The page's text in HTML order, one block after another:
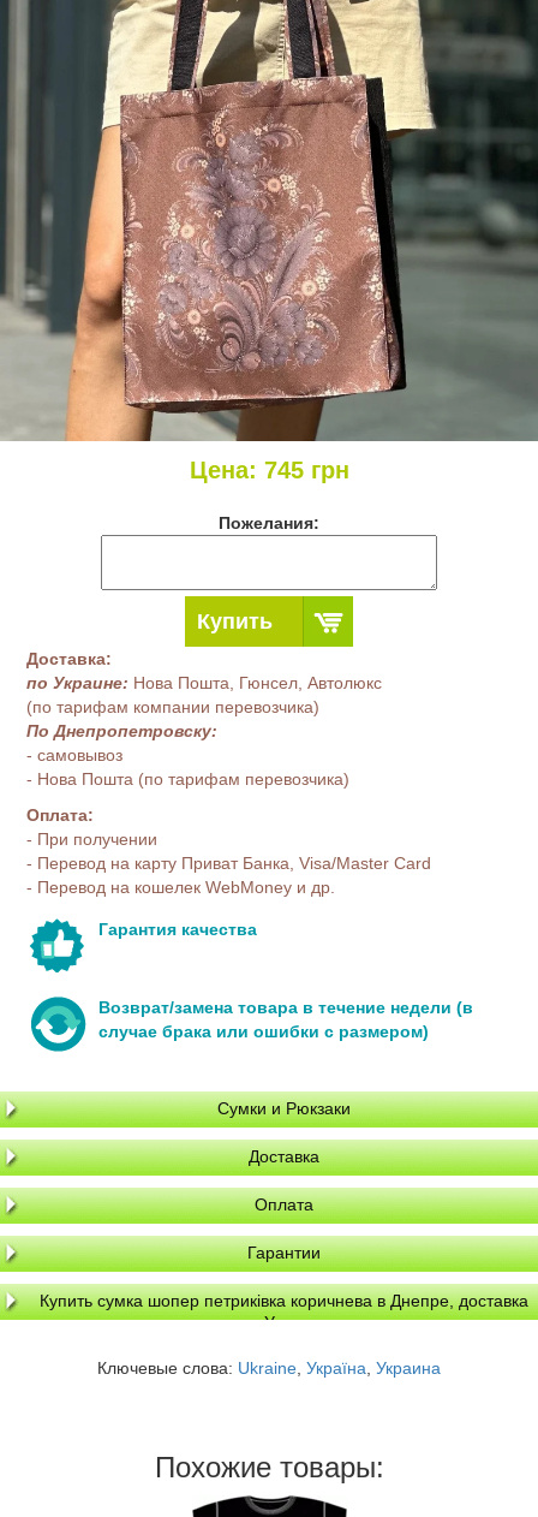
Цена: 745грн
Пожелания:
Купить
Доставка:
по Украине: Нова Пошта, Гюнсел, Автолюкс
(по тарифам компании перевозчика)
По Днепропетровску:
- самовывоз
- Нова Пошта (по тарифам перевозчика)
Оплата:
- При получении
- Перевод на карту Приват Банка, Visa/Master Card
- Перевод на кошелек WebMoney и др.
Гарантия качества
Возврат/замена товара в течение недели (в
случае брака или ошибки с размером)
Сумки и Рюкзаки
Доставка
Оплата
Гарантии
Купить сумка шопер петриківка коричнева в Днепре, доставка
по Украине
Ключевые слова: Ukraine Україна Украина
Похожие товары: